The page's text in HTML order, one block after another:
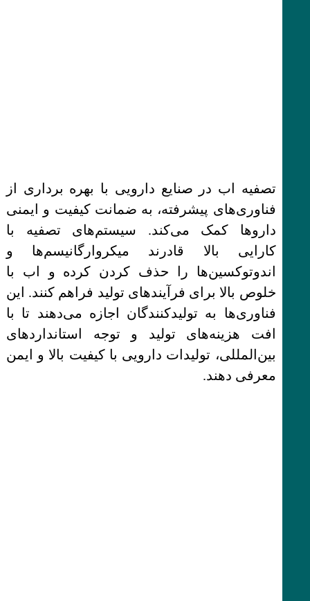
تصفیه اب در صنایع دارویی با بهره برداری از
فناوری‌های پیشرفته، به ضمانت کیفیت و ایمنی
داروها کمک می‌کند. سیستم‌های تصفیه با
کارایی بالا قادرند میکروارگانیسم‌ها و
اندوتوکسین‌ها را حذف کردن کرده و اب با
خلوص بالا برای فرآیندهای تولید فراهم کنند. این
فناوری‌ها به تولیدکنندگان اجازه می‌دهند تا با
افت هزینه‌های تولید و توجه استانداردهای
بین‌المللی، تولیدات دارویی با کیفیت بالا و ایمن
معرفی دهند.